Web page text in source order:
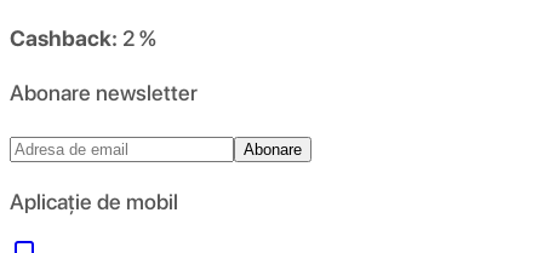
Cashback: 2 %
Abonare newsletter
Abonare
Aplicație de mobil